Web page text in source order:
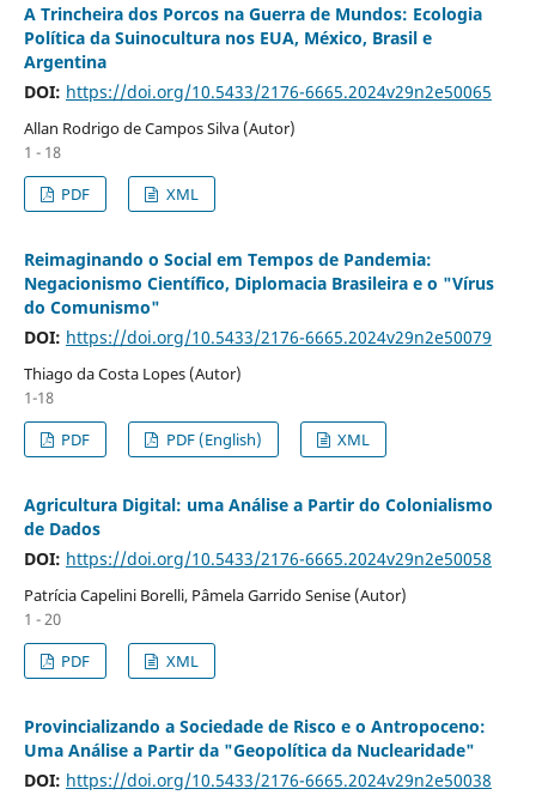
A Trincheira dos Porcos na Guerra de Mundos: Ecologia
Política da Suinocultura nos EUA, México, Brasil e
Argentina
DOI: https://doi.org/10.5433/2176-6665.2024v29n2e50065
Allan Rodrigo de Campos Silva (Autor)
1 - 18
PDF
XML
Reimaginando o Social em Tempos de Pandemia:
Negacionismo Científico, Diplomacia Brasileira e o "Vírus
do Comunismo"
DOI: https://doi.org/10.5433/2176-6665.2024v29n2e50079
Thiago da Costa Lopes (Autor)
1-18
PDF
PDF (English) XML
Agricultura Digital: uma Análise a Partir do Colonialismo
de Dados
DOI: https://doi.org/10.5433/2176-6665.2024v29n2e50058
Patrícia Capelini Borelli, Pâmela Garrido Senise (Autor)
1 - 20
PDF
XML
Provincializando a Sociedade de Risco e o Antropoceno:
Uma Análise a Partir da "Geopolítica da Nuclearidade"
DOI: https://doi.org/10.5433/2176-6665.2024v29n2e50038